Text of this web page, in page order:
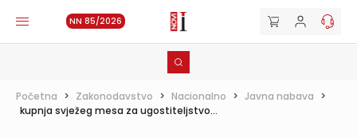
NN 85/2026
Početna > Zakonodavstvo > Nacionalno > Javna nabava >
kupnja svježeg mesa za ugostiteljstvo...